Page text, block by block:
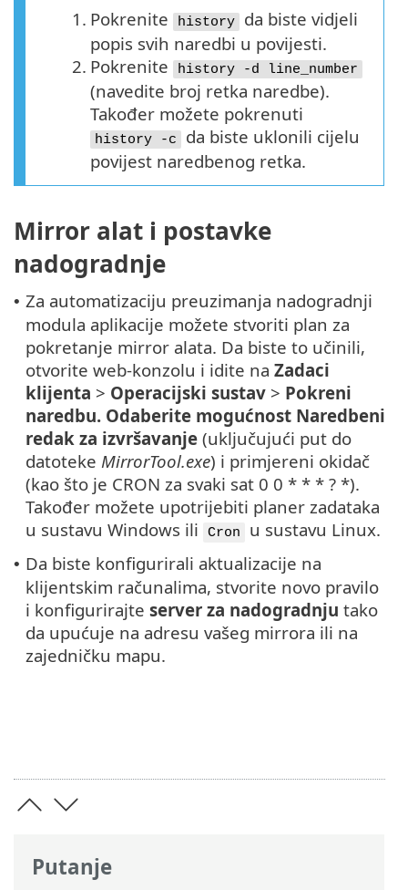
Putanje
1. Pokrenite history
da biste vidjeli
popis svih naredbi u povijesti.
2. Pokrenite history -d line_number
(navedite broj retka naredbe).
Također možete pokrenuti
history -c
da biste uklonili cijelu
povijest naredbenog retka.
Mirror alat i postavke
nadogradnje
• Za automatizaciju preuzimanja nadogradnji
modula aplikacije možete stvoriti plan za
pokretanje mirror alata. Da biste to učinili,
otvorite web-konzolu i idite na Zadaci
klijenta > Operacijski sustav > Pokreni
naredbu. Odaberite mogućnost Naredbeni
redak za izvršavanje (uključujući put do
datoteke MirrorTool.exe) i primjereni okidač
(kao što je CRON za svaki sat 0 0 * * * ? *).
Također možete upotrijebiti planer zadataka
u sustavu Windows ili
Cron u sustavu Linux.
• Da biste konfigurirali aktualizacije na
klijentskim računalima, stvorite novo pravilo
i konfigurirajte server za nadogradnju tako
da upućuje na adresu vašeg mirrora ili na
zajedničku mapu.